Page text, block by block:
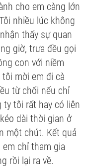
cho em càng lớn
nhiều lúc không
thấy sự quan
giờ, trưa đều gọi
con với niềm
mời em đi cà
từ chối nếu chỉ
ty tôi rất hay có liên
dài thời gian ở
một chút. Kết quả
chỉ tham gia
rồi lại ra về.